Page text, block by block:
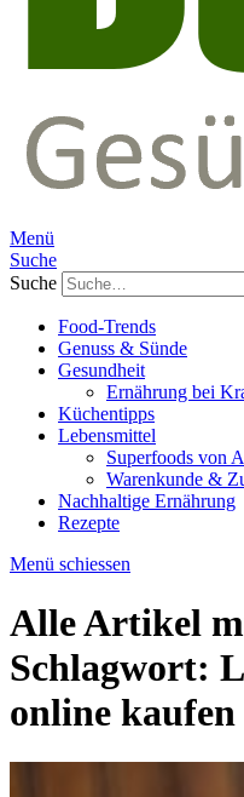
Menü
Suche
Suche
Food-Trends
Genuss & Sünde
Gesundheit
Ernährung bei
Küchentipps
Lebensmittel
Superfoods von
Warenkunde &
Nachhaltige Ernährung
Rezepte
Menü schiessen
Alle Artikel
Schlagwort:
online kaufen